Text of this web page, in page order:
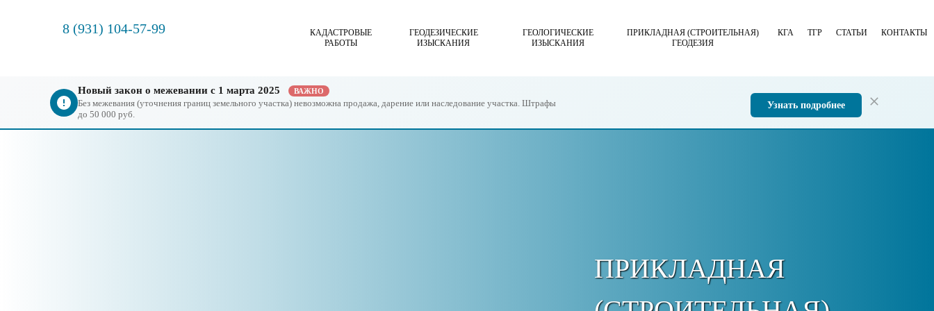
8 (931) 104-57-99
КАДАСТРОВЫЕ
РАБОТЫ
ГЕОДЕЗИЧЕСКИЕ
ИЗЫСКАНИЯ
ГЕОЛОГИЧЕСКИЕ
ИЗЫСКАНИЯ
ПРИКЛАДНАЯ (СТРОИТЕЛЬНАЯ)
ГЕОДЕЗИЯ
КГА ТГР СТАТЬИ КОНТАКТЫ
Новый закон о межевании с 1 марта 2025 ВАЖНО
Без межевания (уточнения границ земельного участка) невозможна продажа, дарение или наследование участка. Штрафы
до 50 000 руб.
Узнать подробнее
ПРИКЛАДНАЯ